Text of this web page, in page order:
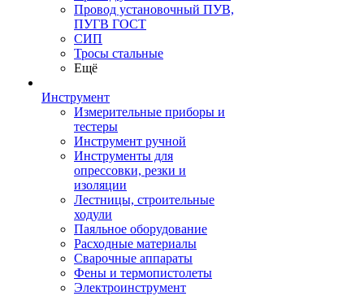
Провод установочный ПУВ,
ПУГВ ГОСТ
СИП
Тросы стальные
Ещё
Инструмент
Измерительные приборы и
тестеры
Инструмент ручной
Инструменты для
опрессовки, резки и
изоляции
Лестницы, строительные
ходули
Паяльное оборудование
Расходные материалы
Сварочные аппараты
Фены и термопистолеты
Электроинструмент